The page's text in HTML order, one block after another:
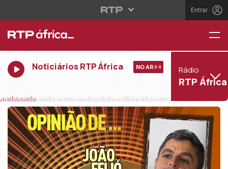
Entrar
Noticiários RTP África NO AR Rádio
RTP África